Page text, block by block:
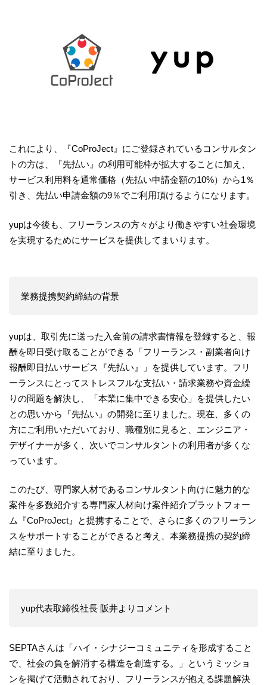
これにより、『CoProJect』にご登録されているコンサルタン
トの方は、『先払い』の利用可能枠が拡大することに加え、
サービス利用料を通常価格（先払い申請金額の10%）から1％
引き、先払い申請金額の9％でご利用頂けるようになります。
yupは今後も、フリーランスの方々がより働きやすい社会環境
を実現するためにサービスを提供してまいります。
業務提携契約締結の背景
yupは、取引先に送った入金前の請求書情報を登録すると、報
酬を即日受け取ることができる「フリーランス・副業者向け
報酬即日払いサービス『先払い』」を提供しています。フリ
ーランスにとってストレスフルな支払い・請求業務や資金繰
りの問題を解決し、「本業に集中できる安心」を提供したい
との思いから『先払い』の開発に至りました。現在、多くの
方にご利用いただいており、職種別に見ると、エンジニア・
デザイナーが多く、次いでコンサルタントの利用者が多くな
っています。
このたび、専門家人材であるコンサルタント向けに魅力的な
案件を多数紹介する専門家人材向け案件紹介プラットフォー
ム『CoProJect』と提携することで、さらに多くのフリーラン
スをサポートすることができると考え、本業務提携の契約締
結に至りました。
yup代表取締役社長 阪井よりコメント
SEPTAさんは「ハイ・シナジーコミュニティを形成すること
で、社会の負を解消する構造を創造する。」というミッショ
ンを掲げて活動されており、フリーランスが抱える課題解決